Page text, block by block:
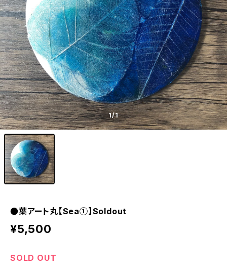
1/1
●葉アート丸【Sea①】Soldout
¥5,500
SOLD OUT